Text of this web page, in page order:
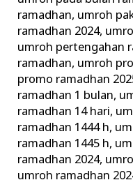
ramadhan, umroh
ramadhan 2024,
umroh pertengahan
ramadhan, umroh
promo ramadhan
ramadhan 1 bulan,
ramadhan 14 hari,
ramadhan 1444 h,
ramadhan 1445 h,
ramadhan 2024,
umroh ramadhan